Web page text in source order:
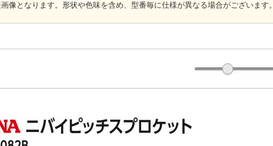
像となります。形状や色味を含め、型番毎に仕様が異なる場合がございます。